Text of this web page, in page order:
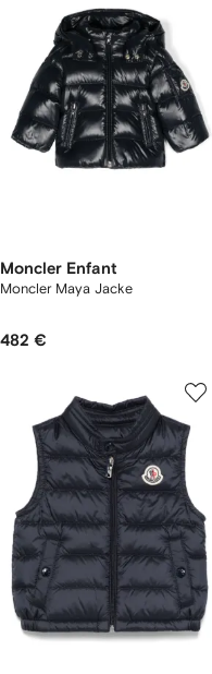
Moncler Enfant
Moncler Maya Jacke
482 €